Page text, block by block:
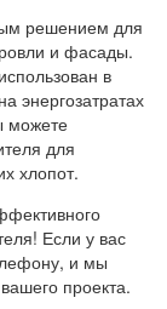
решением для
и фасады.
в
энергозатратах
можете
для
хлопот.
Если у вас
и мы
проекта.